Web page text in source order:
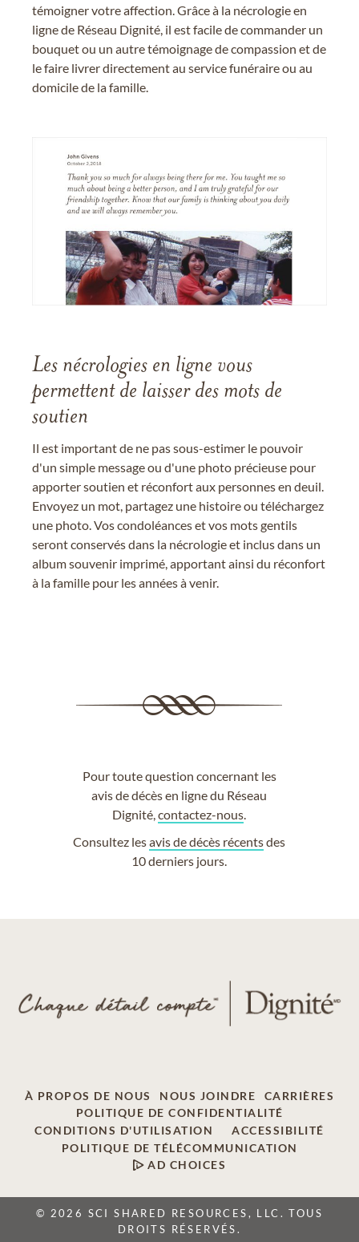
témoigner votre affection. Grâce à la nécrologie en
ligne de Réseau Dignité, il est facile de commander un
bouquet ou un autre témoignage de compassion et de
le faire livrer directement au service funéraire ou au
domicile de la famille.
Les nécrologies en ligne vous
permettent de laisser des mots de
soutien
Il est important de ne pas sous-estimer le pouvoir
d'un simple message ou d'une photo précieuse pour
apporter soutien et réconfort aux personnes en deuil.
Envoyez un mot, partagez une histoire ou téléchargez
une photo. Vos condoléances et vos mots gentils
seront conservés dans la nécrologie et inclus dans un
album souvenir imprimé, apportant ainsi du réconfort
à la famille pour les années à venir.
Pour toute question concernant les
avis de décès en ligne du Réseau
Dignité,contactez-nous
Consultez lesavis de décès récentsdes
10 derniers jours.
À PROPOS DE NOUS NOUS JOINDRE
CARRIÈRES
POLITIQUE DE CONFIDENTIALITÉ
CONDITIONS D'UTILISATION
ACCESSIBILITÉ
POLITIQUE DE TÉLÉCOMMUNICATION
AD CHOICES
© 2026 SCI SHARED RESOURCES, LLC. TOUS
DROITS RÉSERVÉS.